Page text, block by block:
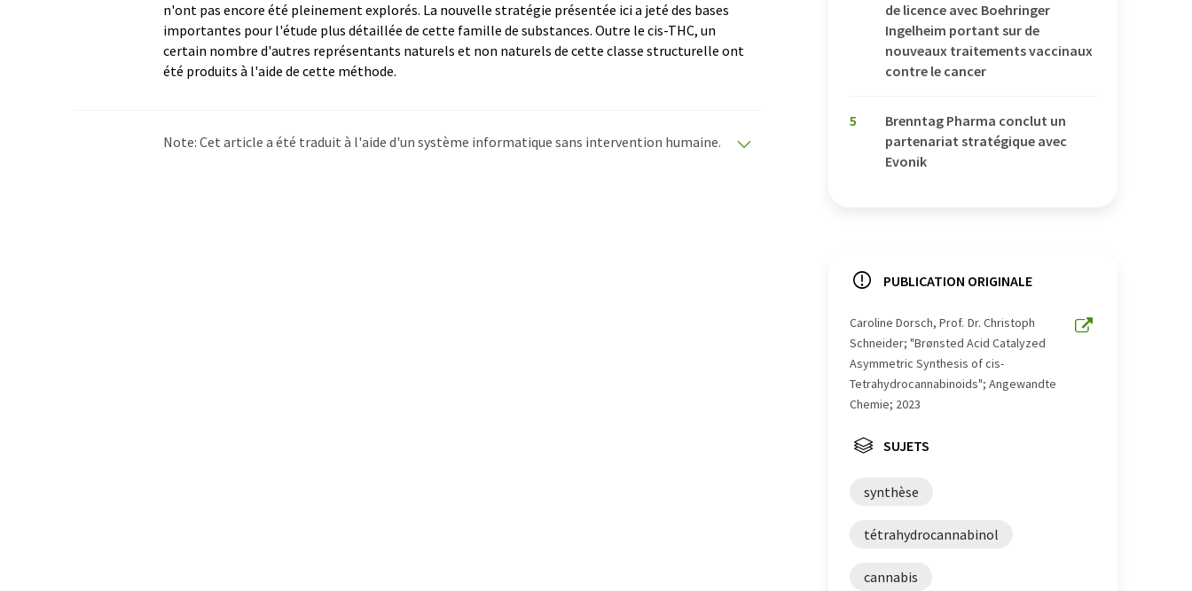
n'ont pas encore été pleinement explorés. La nouvelle stratégie présentée ici a jeté des bases
importantes pour l'étude plus détaillée de cette famille de substances. Outre le cis-THC, un
certain nombre d'autres représentants naturels et non naturels de cette classe structurelle ont
été produits à l'aide de cette méthode.
Note: Cet article a été traduit à l'aide d'un système informatique sans intervention humaine.
de licence avec Boehringer
Ingelheim portant sur de
nouveaux traitements vaccinaux
contre le cancer
5
Brenntag Pharma conclut un
partenariat stratégique avec
Evonik
PUBLICATION ORIGINALE
Caroline Dorsch, Prof. Dr. Christoph
Schneider; "Brønsted Acid Catalyzed
Asymmetric Synthesis of cis-
Tetrahydrocannabinoids"; Angewandte
Chemie; 2023
SUJETS
synthèse
tétrahydrocannabinol
cannabis